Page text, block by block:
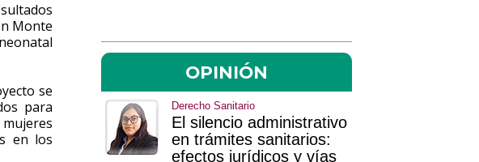
OPINIÓN
Derecho Sanitario
El silencio administrativo
en trámites sanitarios:
efectos jurídicos y vías
Monte
se
para
en los